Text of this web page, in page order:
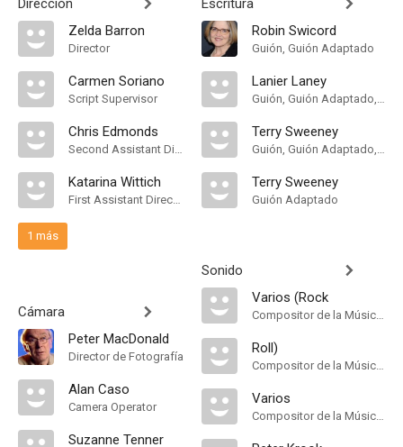
Dirección
Zelda Barron
Director
Carmen Soriano
Script Supervisor
Chris Edmonds
Second Assistant Director
Katarina Wittich
First Assistant Director
1 más
Cámara
Peter MacDonald
Director de Fotografía
Alan Caso
Camera Operator
Suzanne Tenner
Escritura
Robin Swicord
Guión, Guión Adaptado
Lanier Laney
Guión, Guión Adaptado, Historia
Terry Sweeney
Guión, Guión Adaptado, Historia
Terry Sweeney
Guión Adaptado
Sonido
Varios (Rock
Compositor de la Música Original
Roll)
Compositor de la Música Original
Varios
Compositor de la Música Original